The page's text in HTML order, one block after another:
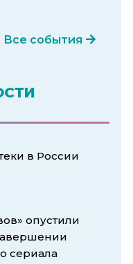
Все события
в России
опустили
сериала